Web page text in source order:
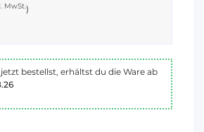
MwSt.)
bestellst, erhältst du die Ware ab